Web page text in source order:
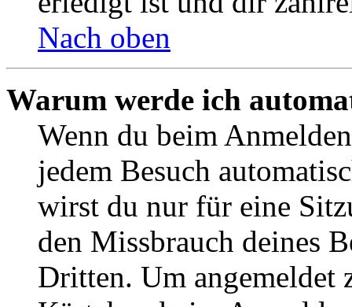
Nach oben
Warum werde ich
Wenn du beim
jedem Besuch
wirst du nur für eine
den Missbrauch deines
Dritten. Um angemeldet